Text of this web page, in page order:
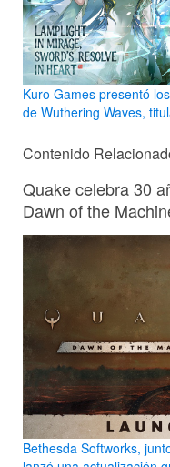
Kuro Games presentó
de Wuthering Waves,
Contenido
Quake celebra 30
Dawn of the
Bethesda Softworks,